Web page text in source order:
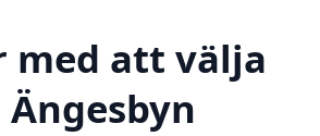
med att välja